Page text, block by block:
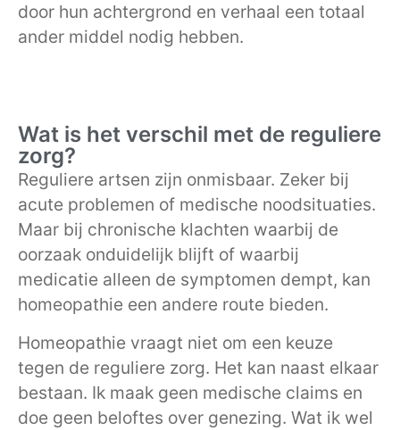
door hun achtergrond en verhaal een totaal
ander middel nodig hebben.
Wat is het verschil met de reguliere
zorg?
Reguliere artsen zijn onmisbaar. Zeker bij
acute problemen of medische noodsituaties.
Maar bij chronische klachten waarbij de
oorzaak onduidelijk blijft of waarbij
medicatie alleen de symptomen dempt, kan
homeopathie een andere route bieden.
Homeopathie vraagt niet om een keuze
tegen de reguliere zorg. Het kan naast elkaar
bestaan. Ik maak geen medische claims en
doe geen beloftes over genezing. Wat ik wel